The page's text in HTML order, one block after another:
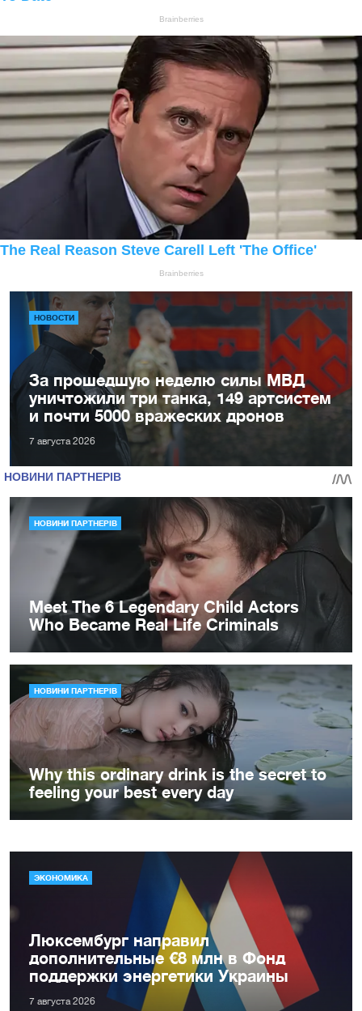
НОВОСТИ
За прошедшую неделю силы МВД
уничтожили три танка, 149 артсистем
и почти 5000 вражеских дронов
7 августа 2026
ЭКОНОМИКА
Люксембург направил
дополнительные €8 млн в Фонд
поддержки энергетики Украины
7 августа 2026